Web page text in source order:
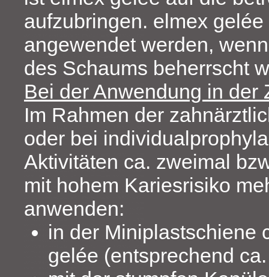
aufzubringen. elmex
angewendet werden,
des Schaums beherrscht
Bei der Anwendung in der
Im Rahmen der
oder bei
Aktivitäten ca. zweimal
mit hohem Kariesrisiko
anwenden:
in der Miniplastschiene
gelée (entsprechend